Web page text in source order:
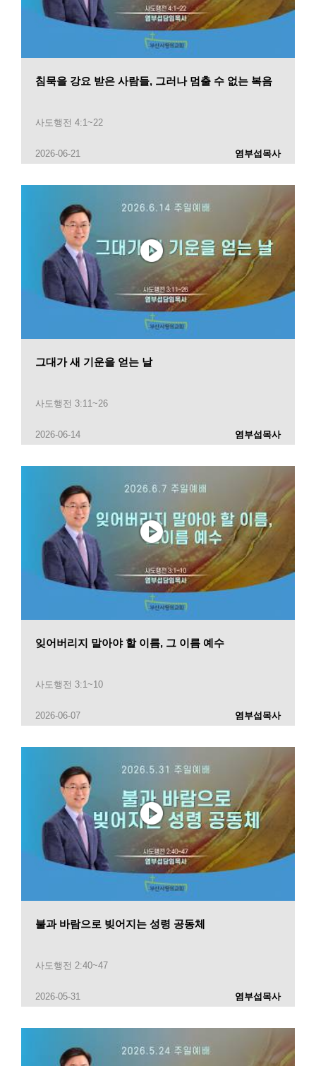
침묵을 강요 받은 사람들, 그러나 멈출 수 없는 복음
사도행전 4:1~22
2026-06-21 염부섭목사
그대가 새 기운을 얻는 날
사도행전 3:11~26
2026-06-14 염부섭목사
잊어버리지 말아야 할 이름, 그 이름 예수
사도행전 3:1~10
2026-06-07 염부섭목사
불과 바람으로 빚어지는 성령 공동체
사도행전 2:40~47
2026-05-31 염부섭목사